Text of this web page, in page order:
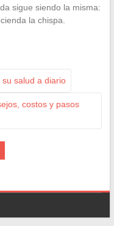
sigue siendo la misma:
la chispa.
salud a diario
costos y pasos